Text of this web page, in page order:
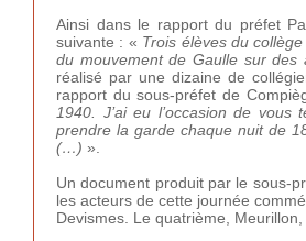
Ainsi dans le rapport du préfet
suivante : « Trois élèves du
du mouvement de Gaulle sur des
réalisé par une dizaine de
rapport du sous-préfet de
1940. J’ai eu l’occasion de
prendre la garde chaque nuit de
(…) ».
Un document produit par le sous-
les acteurs de cette journée
Devismes. Le quatrième,